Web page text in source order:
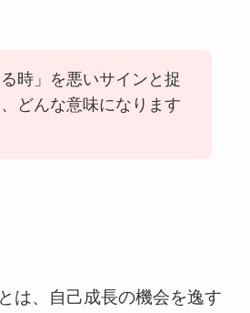
る時」を悪いサインと捉
どんな意味になります
は、自己成長の機会を逸す